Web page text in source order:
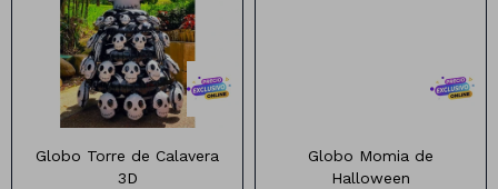
Globo torre de calavera 3d
Medidas: 110 x 80
Globo Torre de Calavera
3D
Globo Momia de
Halloween